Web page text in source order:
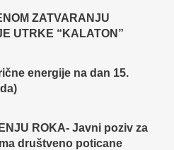
ZATVARANJU
UTRKE “KALATON”
energije na dan 15.
ROKA- Javni poziv za
društveno poticane